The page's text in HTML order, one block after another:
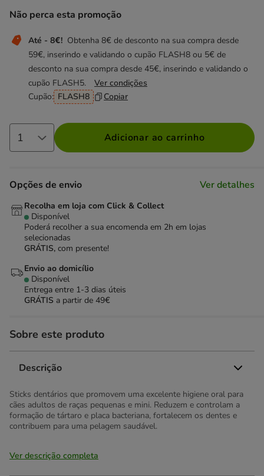
Não perca esta promoção
Até - 8€! Obtenha 8€ de desconto na sua compra desde
59€, inserindo e validando o cupão FLASH8 ou 5€ de
desconto na sua compra desde 45€, inserindo e validando o
cupão FLASH5.
Ver condições
Cupão: FLASH8 Copiar
Adicionar ao carrinho
Opções de envio Ver detalhes
Recolha em loja com Click & Collect
Disponível
Poderá recolher a sua encomenda em 2h em lojas
selecionadas
GRÁTIS, com presente!
Envio ao domicílio
Disponível
Entrega entre 1-3 dias úteis
GRÁTIS a partir de 49€
Sobre este produto
Descrição
Sticks dentários que promovem uma excelente higiene oral para
cães adultos de raças pequenas e mini. Reduzem e controlam a
formação de tártaro e placa bacteriana, fortalecem os dentes e
contribuem para uma pelagem saudável.
Ver descrição completa